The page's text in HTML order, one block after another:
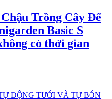
Trồng Cây Để
Basic S
có thời gian